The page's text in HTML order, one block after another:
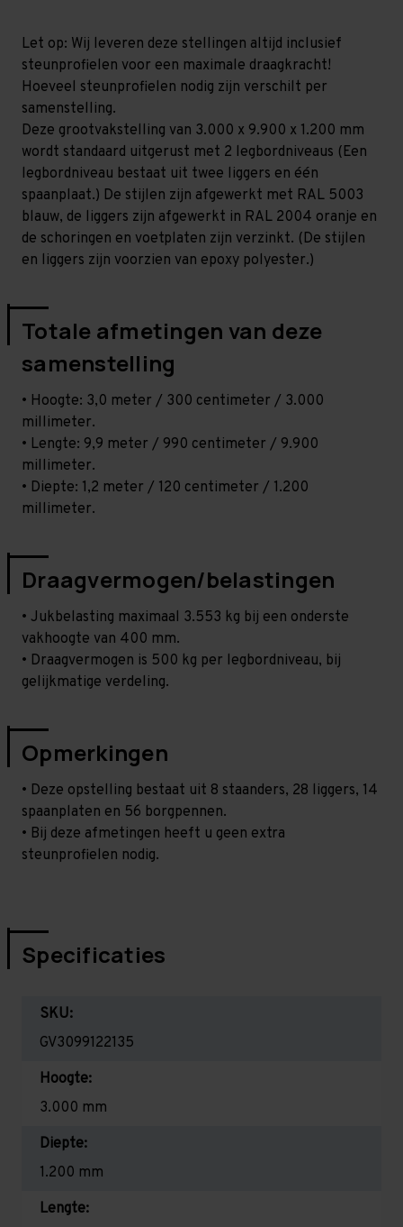
niveaus
(Liggers:
1.350
mm)
niveaus
(Liggers:
1.350
mm)
Let op: Wij leveren deze stellingen altijd inclusief
steunprofielen voor een maximale draagkracht!
Hoeveel steunprofielen nodig zijn verschilt per
samenstelling.
Deze grootvakstelling van 3.000 x 9.900 x 1.200 mm
wordt standaard uitgerust met 2 legbordniveaus (Een
legbordniveau bestaat uit twee liggers en één
spaanplaat.) De stijlen zijn afgewerkt met RAL 5003
blauw, de liggers zijn afgewerkt in RAL 2004 oranje en
de schoringen en voetplaten zijn verzinkt. (De stijlen
en liggers zijn voorzien van epoxy polyester.)
Totale afmetingen van deze
samenstelling
• Hoogte: 3,0 meter / 300 centimeter / 3.000
millimeter.
• Lengte: 9,9 meter / 990 centimeter / 9.900
millimeter.
• Diepte: 1,2 meter / 120 centimeter / 1.200
millimeter.
Draagvermogen/belastingen
• Jukbelasting maximaal 3.553 kg bij een onderste
vakhoogte van 400 mm.
• Draagvermogen is 500 kg per legbordniveau, bij
gelijkmatige verdeling.
Opmerkingen
• Deze opstelling bestaat uit 8 staanders, 28 liggers, 14
spaanplaten en 56 borgpennen.
• Bij deze afmetingen heeft u geen extra
steunprofielen nodig.
Specificaties
SKU:
GV3099122135
Hoogte:
3.000 mm
Diepte:
1.200 mm
Lengte: